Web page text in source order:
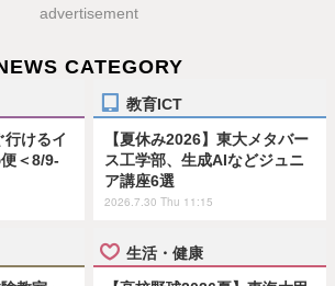
advertisement
CATEGORY
行けるイ
＜8/9-
教育ICT
【夏休み2026】東大メタバー
ス工学部、生成AIなどジュニ
ア講座6選
2026.7.30 Thu 11:15
生活・健康